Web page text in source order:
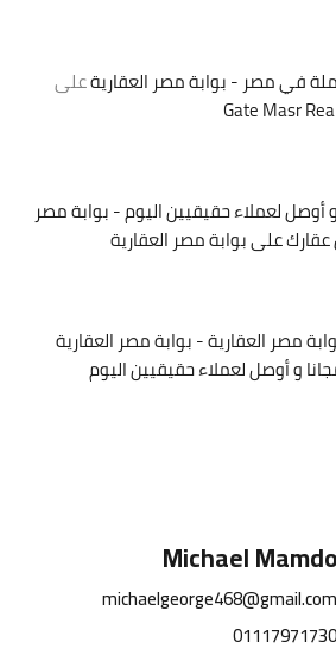
في مصر - بوابة مصر العقاريةعلى
أوصل لعملاء حقيقيين اليوم - بوابة مصر
على بوابة مصر العقارية
مصر العقارية - بوابة مصر العقارية
و أوصل لعملاء حقيقيين اليوم
Michael
michaelgeorge468@gmail.com
01117971730